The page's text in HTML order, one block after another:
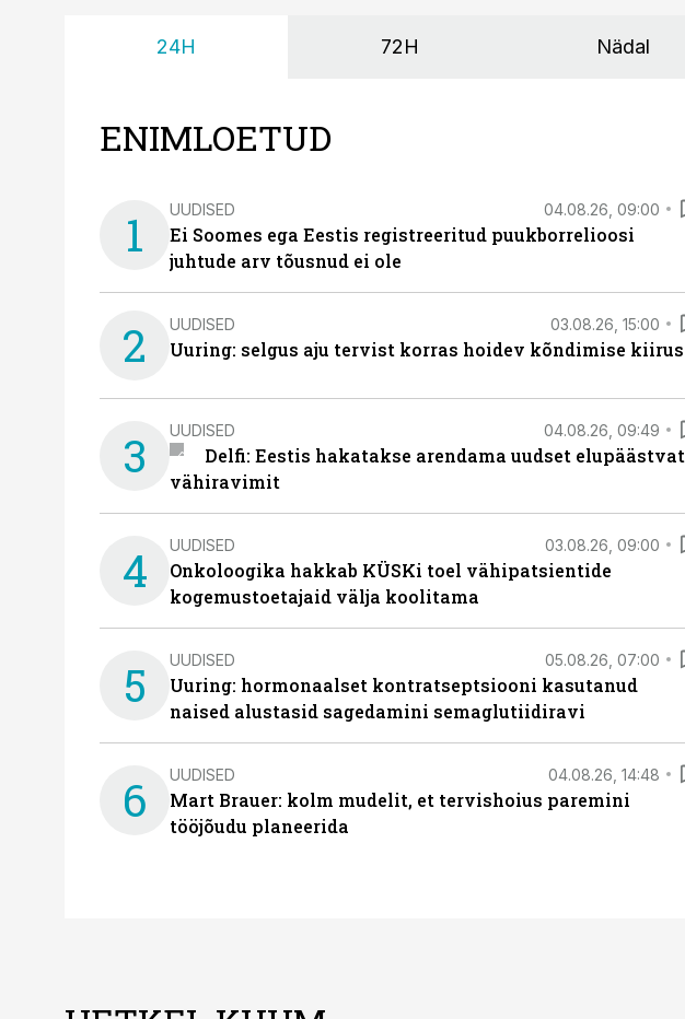
24H 72H Nädal
ENIMLOETUD
1 UUDISED 04.08.26, 09:00
Ei Soomes ega Eestis registreeritud puukborrelioosi
juhtude arv tõusnud ei ole
2 UUDISED 03.08.26, 15:00
Uuring: selgus aju tervist korras hoidev kõndimise kiirus
3 UUDISED 04.08.26, 09:49
Delfi: Eestis hakatakse arendama uudset elupäästvat
vähiravimit
4 UUDISED 03.08.26, 09:00
Onkoloogika hakkab KÜSKi toel vähipatsientide
kogemustoetajaid välja koolitama
5 UUDISED 05.08.26, 07:00
Uuring: hormonaalset kontratseptsiooni kasutanud
naised alustasid sagedamini semaglutiidiravi
6 UUDISED 04.08.26, 14:48
Mart Brauer: kolm mudelit, et tervishoius paremini
tööjõudu planeerida